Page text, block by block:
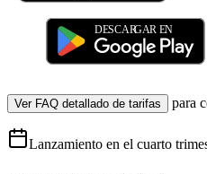
Ver FAQ detallado de tarifas para
Lanzamiento en el cuarto